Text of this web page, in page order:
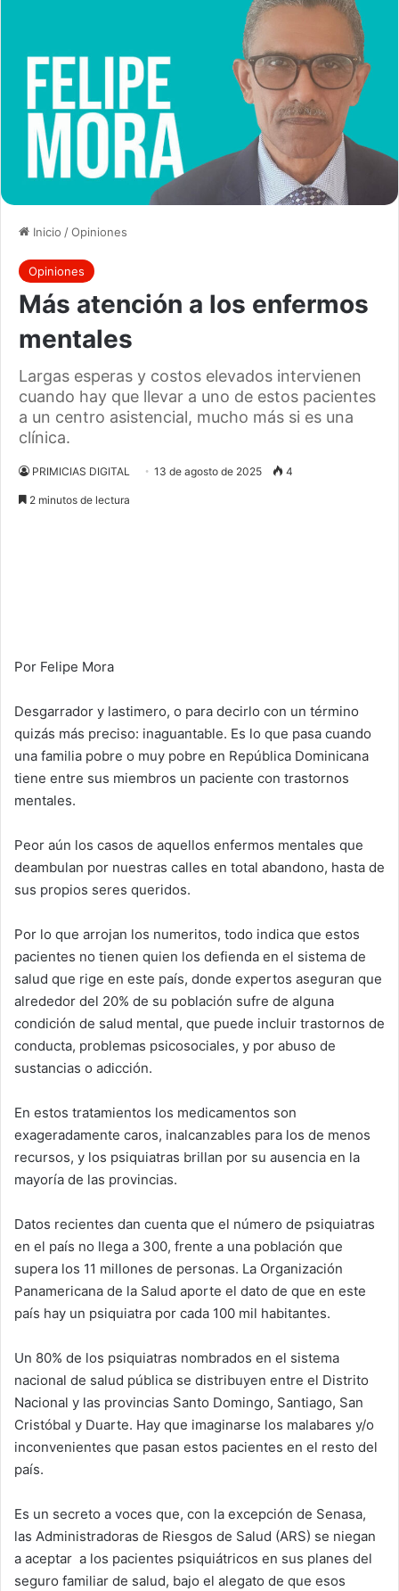
Inicio /Opiniones
Opiniones
Más atención a los enfermos
mentales
Largas esperas y costos elevados intervienen
cuando hay que llevar a uno de estos pacientes
a un centro asistencial, mucho más si es una
clínica.
PRIMICIAS DIGITAL 13 de agosto de 2025 4
2 minutos de lectura
Por Felipe Mora
Desgarrador y lastimero, o para decirlo con un término
quizás más preciso: inaguantable. Es lo que pasa cuando
una familia pobre o muy pobre en República Dominicana
tiene entre sus miembros un paciente con trastornos
mentales.
Peor aún los casos de aquellos enfermos mentales que
deambulan por nuestras calles en total abandono, hasta de
sus propios seres queridos.
Por lo que arrojan los numeritos, todo indica que estos
pacientes no tienen quien los defienda en el sistema de
salud que rige en este país, donde expertos aseguran que
alrededor del 20% de su población sufre de alguna
condición de salud mental, que puede incluir trastornos de
conducta, problemas psicosociales, y por abuso de
sustancias o adicción.
En estos tratamientos los medicamentos son
exageradamente caros, inalcanzables para los de menos
recursos, y los psiquiatras brillan por su ausencia en la
mayoría de las provincias.
Datos recientes dan cuenta que el número de psiquiatras
en el país no llega a 300, frente a una población que
supera los 11 millones de personas. La Organización
Panamericana de la Salud aporte el dato de que en este
país hay un psiquiatra por cada 100 mil habitantes.
Un 80% de los psiquiatras nombrados en el sistema
nacional de salud pública se distribuyen entre el Distrito
Nacional y las provincias Santo Domingo, Santiago, San
Cristóbal y Duarte. Hay que imaginarse los malabares y/o
inconvenientes que pasan estos pacientes en el resto del
país.
Es un secreto a voces que, con la excepción de Senasa,
las Administradoras de Riesgos de Salud (ARS) se niegan
a aceptar a los pacientes psiquiátricos en sus planes del
seguro familiar de salud, bajo el alegato de que esos